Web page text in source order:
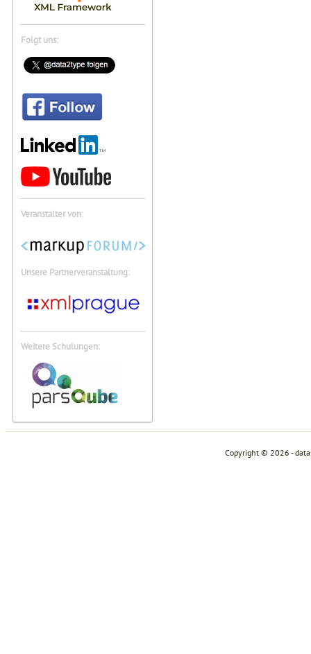
Folgt uns:
Veranstalter von:
Unsere Partnerveranstaltung:
Weitere Schulungen:
Copyright © 2026 -